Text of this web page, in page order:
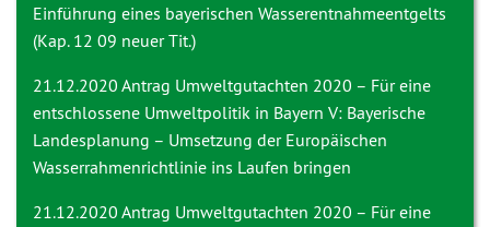
Einführung eines bayerischen Wasserentnahmeentgelts
(Kap. 12 09 neuer Tit.)
21.12.2020 Antrag Umweltgutachten 2020 – Für eine
entschlossene Umweltpolitik in Bayern V: Bayerische
Landesplanung – Umsetzung der Europäischen
Wasserrahmenrichtlinie ins Laufen bringen
21.12.2020 Antrag Umweltgutachten 2020 – Für eine